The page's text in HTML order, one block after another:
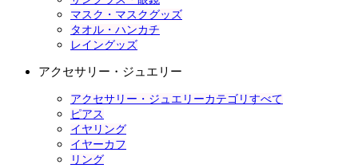
マスク・マスクグッズ
タオル・ハンカチ
レイングッズ
アクセサリー・ジュエリー
アクセサリー・ジュエリーカテゴリすべて
ピアス
イヤリング
イヤーカフ
リング